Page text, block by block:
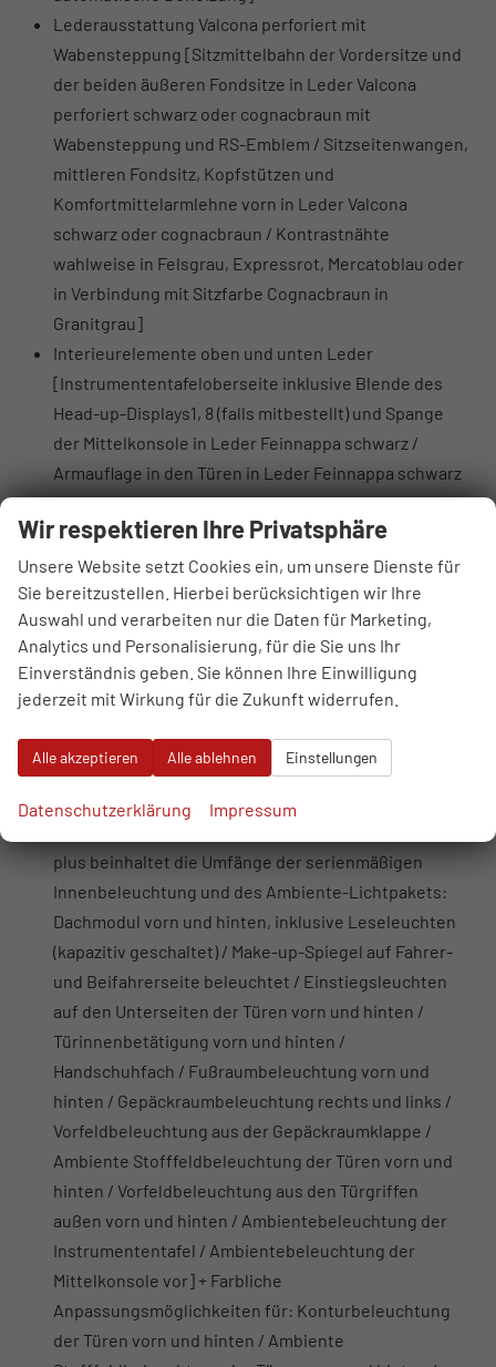
Lederausstattung Valcona perforiert mit
Wabensteppung [Sitzmittelbahn der Vordersitze und
der beiden äußeren Fondsitze in Leder Valcona
perforiert schwarz oder cognacbraun mit
Wabensteppung und RS-Emblem / Sitzseitenwangen,
mittleren Fondsitz, Kopfstützen und
Komfortmittelarmlehne vorn in Leder Valcona
schwarz oder cognacbraun / Kontrastnähte
wahlweise in Felsgrau, Expressrot, Mercatoblau oder
in Verbindung mit Sitzfarbe Cognacbraun in
Granitgrau]
Interieurelemente oben und unten Leder
[Instrumententafeloberseite inklusive Blende des
Head-up-Displays1, 8 (falls mitbestellt) und Spange
der Mittelkonsole in Leder Feinnappa schwarz /
Armauflage in den Türen in Leder Feinnappa schwarz
oder cognacbraun, entsprechend der gewählten
Innenausstattungsfarbe]
Sitzbelüftung vorn
Dekoreinlagen Aluminium Race anthrazit für
Instrumententafel, Türverkleidungen und
Mittelkonsole
Lederlenkrad 3-Speichen mit Multifunktion,
Schaltwippen und Lenkradheizung
Lenkradeinstellung elektrisch
Bedientasten schwarz glänzend mit haptischem
Feedback und Aluminiumoptik Interieur
plus beinhaltet die Umfänge der serienmäßigen
Innenbeleuchtung und des Ambiente-Lichtpakets:
Dachmodul vorn und hinten, inklusive Leseleuchten
(kapazitiv geschaltet) / Make-up-Spiegel auf Fahrer-
und Beifahrerseite beleuchtet / Einstiegsleuchten
auf den Unterseiten der Türen vorn und hinten /
Türinnenbetätigung vorn und hinten /
Handschuhfach / Fußraumbeleuchtung vorn und
hinten / Gepäckraumbeleuchtung rechts und links /
Vorfeldbeleuchtung aus der Gepäckraumklappe /
Ambiente Stofffeldbeleuchtung der Türen vorn und
hinten / Vorfeldbeleuchtung aus den Türgriffen
außen vorn und hinten / Ambientebeleuchtung der
Instrumententafel / Ambientebeleuchtung der
Mittelkonsole vor] + Farbliche
Anpassungsmöglichkeiten für: Konturbeleuchtung
der Türen vorn und hinten / Ambiente
Wir respektieren Ihre Privatsphäre
Unsere Website setzt Cookies ein, um unsere Dienste für
Sie bereitzustellen. Hierbei berücksichtigen wir Ihre
Auswahl und verarbeiten nur die Daten für Marketing,
Analytics und Personalisierung, für die Sie uns Ihr
Einverständnis geben. Sie können Ihre Einwilligung
jederzeit mit Wirkung für die Zukunft widerrufen.
Alle akzeptieren Alle ablehnen Einstellungen
Datenschutzerklärung Impressum